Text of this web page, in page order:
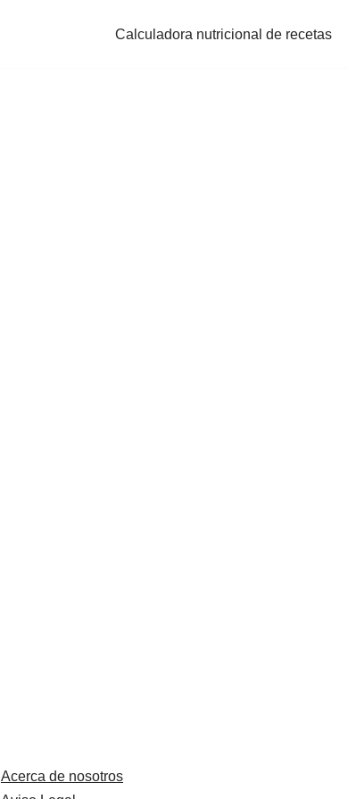
Calculadora nutricional de recetas
Acerca de nosotros